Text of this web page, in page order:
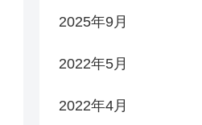
2025年9月
2022年5月
2022年4月